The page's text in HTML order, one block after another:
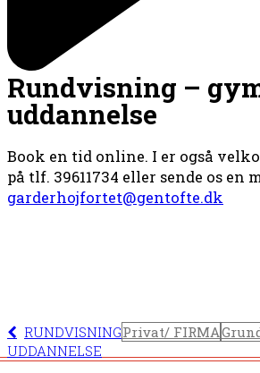
Rundvisning –
uddannelse
Book en tid online. I er også
på tlf. 39611734 eller sende os en
garderhojfortet@gentofte.dk
RUNDVISNINGPrivat/ FIRMA
UDDANNELSE